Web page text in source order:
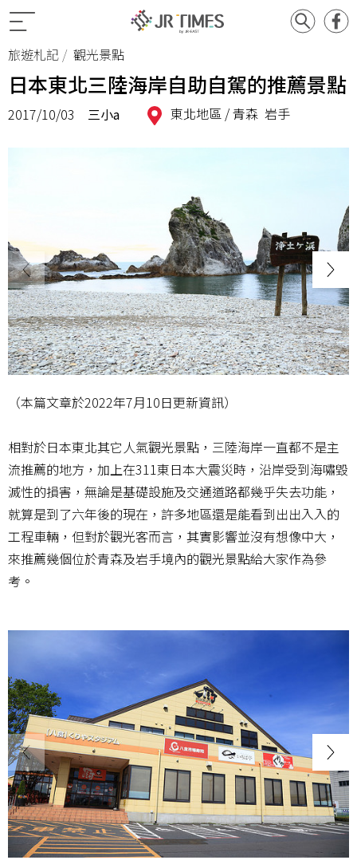
旅遊札記 觀光景點
日本東北三陸海岸自助自駕的推薦景點
2017/10/03 三小a 東北地區 /青森 岩手
（本篇文章於2022年7月10日更新資訊）
相對於日本東北其它人氣觀光景點，三陸海岸一直都不是主
流推薦的地方，加上在311東日本大震災時，沿岸受到海嘯毀
滅性的損害，無論是基礎設施及交通道路都幾乎失去功能，
就算是到了六年後的現在，許多地區還是能看到出出入入的
工程車輛，但對於觀光客而言，其實影響並沒有想像中大，
來推薦幾個位於青森及岩手境內的觀光景點給大家作為參
考。